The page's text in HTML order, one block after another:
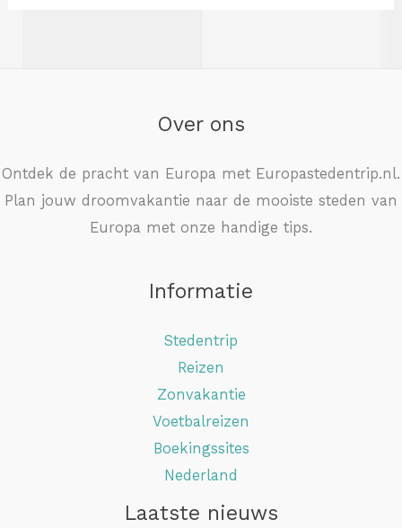
Over ons
Ontdek de pracht van Europa met Europastedentrip.nl.
Plan jouw droomvakantie naar de mooiste steden van
Europa met onze handige tips.
Informatie
Stedentrip
Reizen
Zonvakantie
Voetbalreizen
Boekingssites
Nederland
Laatste nieuws